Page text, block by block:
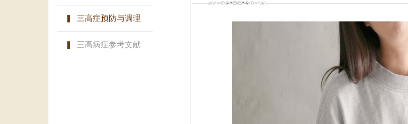
三高症预防与调理
三高病症参考文献